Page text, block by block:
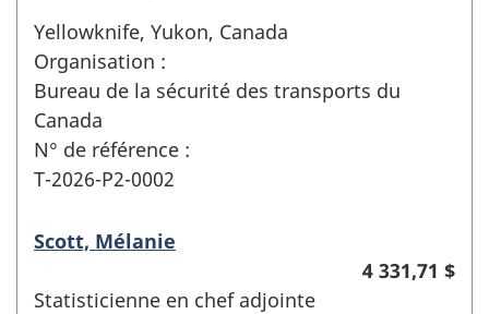
Yellowknife, Yukon, Canada
Organisation :
Bureau de la sécurité des transports du
Canada
N° de référence :
T-2026-P2-0002
Scott, Mélanie
4 331,71 $
Statisticienne en chef adjointe